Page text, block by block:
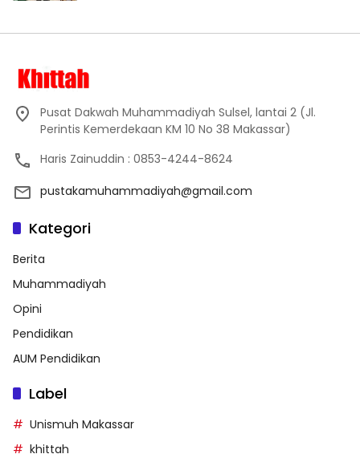
Pusat Dakwah Muhammadiyah Sulsel, lantai 2 (Jl.
Perintis Kemerdekaan KM 10 No 38 Makassar)
Haris Zainuddin : 0853-4244-8624
pustakamuhammadiyah@gmail.com
Kategori
Berita
Muhammadiyah
Opini
Pendidikan
AUM Pendidikan
Label
Unismuh Makassar
khittah